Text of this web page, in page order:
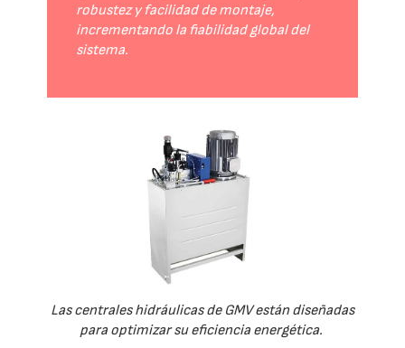
robustez y facilidad de montaje,
incrementando la fiabilidad global del
sistema.
Las centrales hidráulicas de GMV están diseñadas
para optimizar su eficiencia energética.